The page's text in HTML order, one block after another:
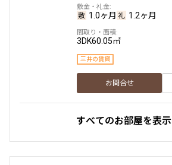
279,000円
無 無
2LDK+WIC+SIC
お問合せ
1.0ヶ月 1.2ヶ月
3DK60.05㎡
三井の賃貸
お問合せ
すべてのお部屋を表示